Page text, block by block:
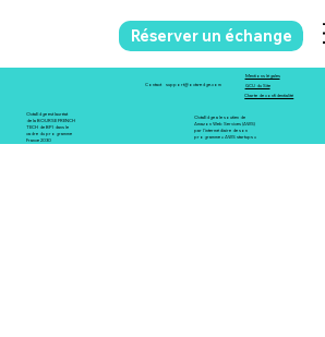
Réserver un échange
Contact support@octa-edge.com
Mentions légales
GCU du Site
Charte de confidentialité
OctaEdge est lauréat
de la BOURSE FRENCH
TECH de BPI dans le
cadre du programme
France 2030
OctaEdge a le soutien de
Amazon Web Services (AWS)
par l'intermédiaire de son
programme « AWS startups »